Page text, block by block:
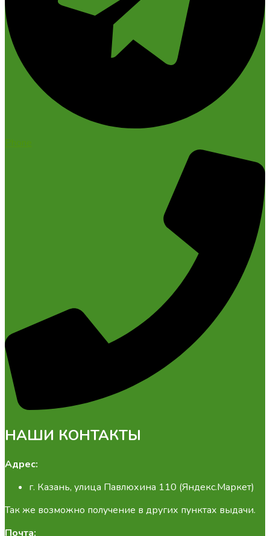
Phone
НАШИ КОНТАКТЫ
Адрес:
г. Казань, улица Павлюхина 110 (Яндекс.Маркет)
Так же возможно получение в других пунктах выдачи.
Почта: